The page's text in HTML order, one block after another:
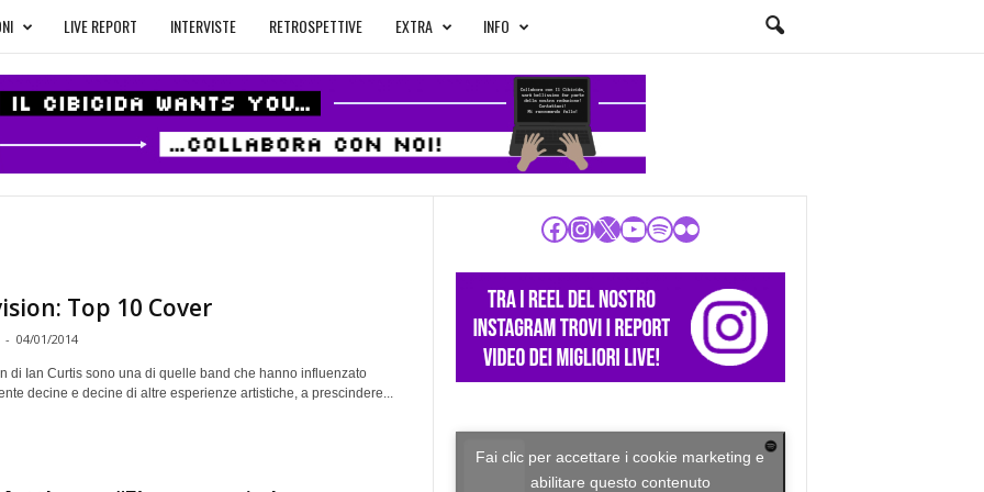
LIVE REPORT INTERVISTE RETROSPETTIVE EXTRA INFO
Top 10 Cover
- 04/01/2014
di Ian Curtis sono una di quelle band che hanno influenzato
decine e decine di altre esperienze artistiche, a prescindere...
Facebook InstagramX YouTube Spotify Flickr
Fai clic per accettare i cookie marketing e
abilitare questo contenuto